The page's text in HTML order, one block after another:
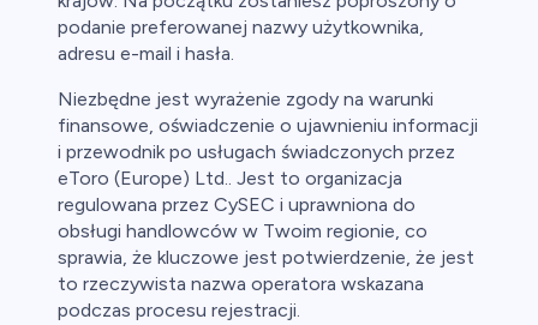
podanie preferowanej nazwy użytkownika,
adresu e-mail i hasła.
Niezbędne jest wyrażenie zgody na warunki
finansowe, oświadczenie o ujawnieniu informacji
i przewodnik po usługach świadczonych przez
eToro (Europe) Ltd.. Jest to organizacja
regulowana przez CySEC i uprawniona do
obsługi handlowców w Twoim regionie, co
sprawia, że kluczowe jest potwierdzenie, że jest
to rzeczywista nazwa operatora wskazana
podczas procesu rejestracji.